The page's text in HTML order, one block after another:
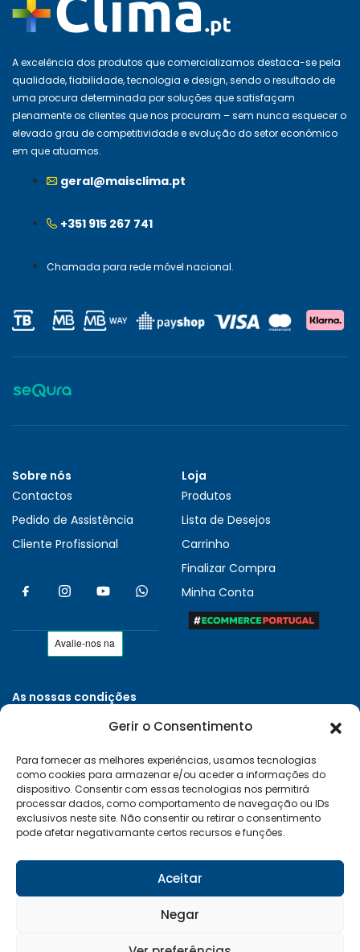
Gerir o Consentimento
Para fornecer as melhores experiências, usamos tecnologias
como cookies para armazenar e/ou aceder a informações do
dispositivo. Consentir com essas tecnologias nos permitirá
processar dados, como comportamento de navegação ou IDs
exclusivos neste site. Não consentir ou retirar o consentimento
pode afetar negativamante certos recursos e funções.
Aceitar
Negar
A excelência dos produtos que comercializamos destaca-se pela
qualidade, fiabilidade, tecnologia e design, sendo o resultado de
uma procura determinada por soluções que satisfaçam
plenamente os clientes que nos procuram – sem nunca esquecer o
elevado grau de competitividade e evolução do setor económico
em que atuamos.
geral@maisclima.pt
+351 915 267 741
Chamada para rede móvel nacional.
Sobre nós
Contactos
Pedido de Assistência
Cliente Profissional
Loja
Produtos
Lista de Desejos
Carrinho
Finalizar Compra
Minha Conta
As nossas condições
Políticas de Privacidade
Entregas e Devoluções
Livro de Reclamações
RAL e RLL
Klarna FAQ
Sequra
Desenvolvido por:Vítor Carneiro